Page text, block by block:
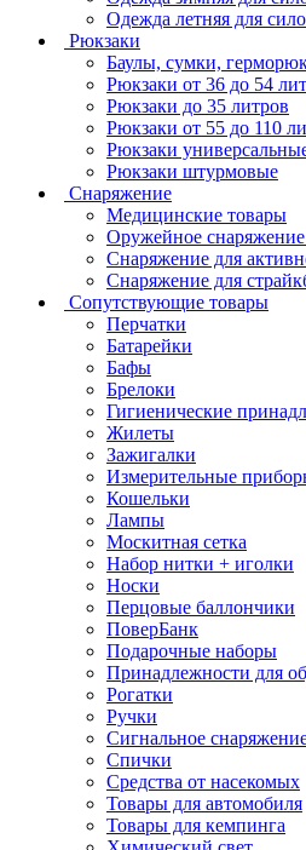
Одежда летняя для
Рюкзаки
Баулы, сумки,
Рюкзаки от 36 до 54
Рюкзаки до 35 литров
Рюкзаки от 55 до 110
Рюкзаки
Рюкзаки штурмовые
Снаряжение
Медицинские товары
Оружейное
Снаряжение для
Снаряжение для
Сопутствующие товары
Перчатки
Батарейки
Бафы
Брелоки
Гигиенические
Жилеты
Зажигалки
Измерительные
Кошельки
Лампы
Москитная сетка
Набор нитки + иголки
Носки
Перцовые баллончики
ПоверБанк
Подарочные наборы
Принадлежности для
Рогатки
Ручки
Сигнальное
Спички
Средства от насекомых
Товары для автомобиля
Товары для кемпинга